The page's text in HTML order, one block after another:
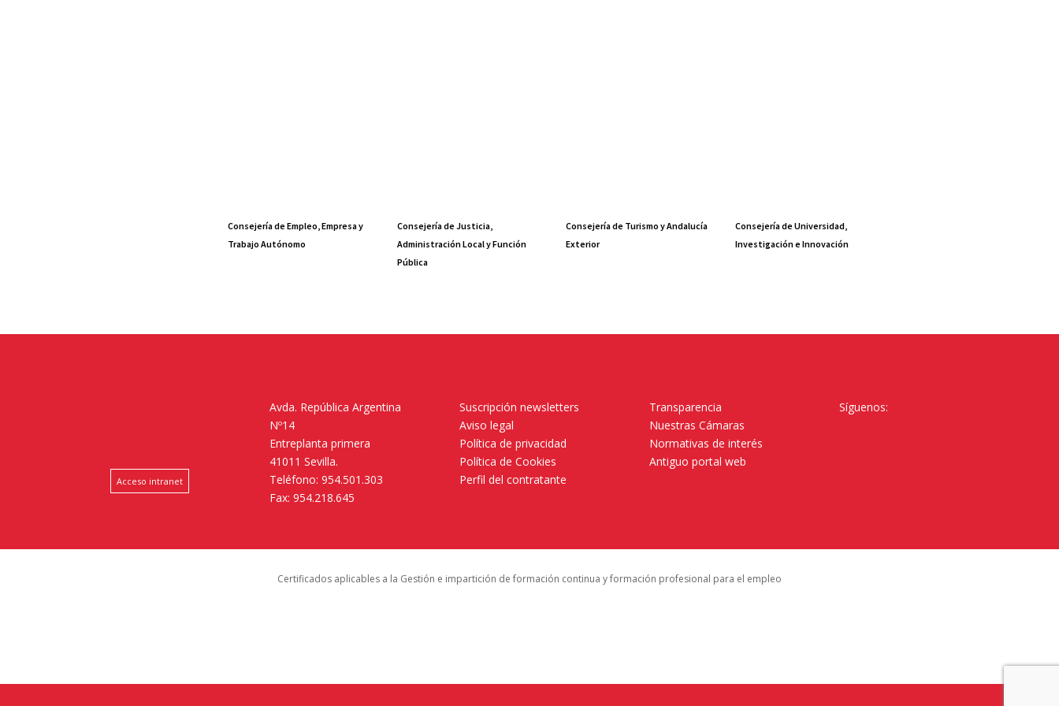
Consejería de Empleo, Empresa y
Trabajo Autónomo
Consejería de Justicia,
Administración Local y Función
Pública
Consejería de Turismo y Andalucía
Exterior
Consejería de Universidad,
Investigación e Innovación
Acceso intranet
Avda. República Argentina
Nº14
Entreplanta primera
41011 Sevilla.
Teléfono: 954.501.303
Fax: 954.218.645
Suscripción newsletters
Aviso legal
Política de privacidad
Política de Cookies
Perfil del contratante
Transparencia
Nuestras Cámaras
Normativas de interés
Antiguo portal web
Síguenos:
Certificados aplicables a la Gestión e impartición de formación continua y formación profesional para el empleo